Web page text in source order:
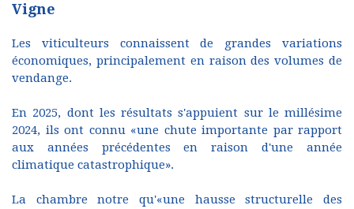
Vigne
Les viticulteurs connaissent de grandes variations
économiques, principalement en raison des volumes de
vendange.
En 2025, dont les résultats s'appuient sur le millésime
2024, ils ont connu «une chute importante par rapport
aux années précédentes en raison d'une année
climatique catastrophique».
La chambre notre qu'«une hausse structurelle des